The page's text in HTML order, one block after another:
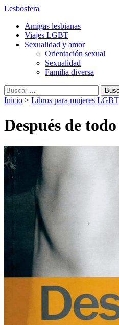
Lesbosfera
Amigas lesbianas
Viajes LGBT
Sexualidad y amor
Orientación sexual
Sexualidad
Familia diversa
Buscar:
Inicio > Libros para mujeres LGBT
Después de todo